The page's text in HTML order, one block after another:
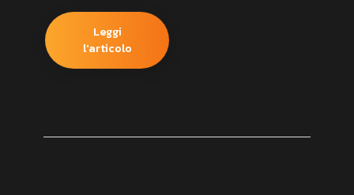
Leggi
l'articolo